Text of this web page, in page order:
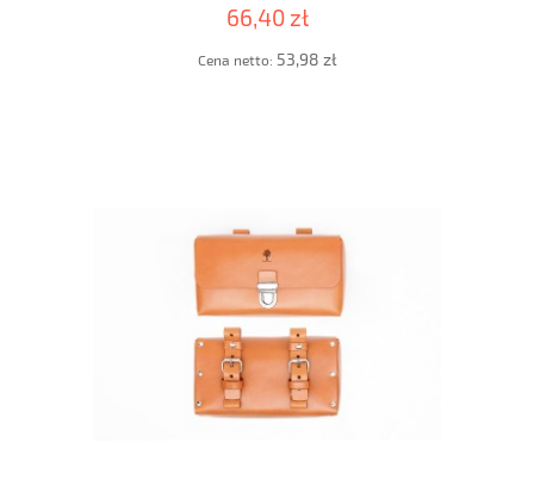
66,40 zł
Cena netto: 53,98 zł